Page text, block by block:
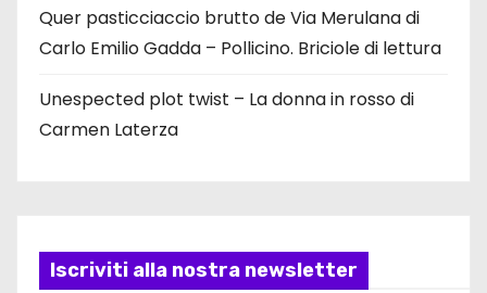
Quer pasticciaccio brutto de Via Merulana di
Carlo Emilio Gadda – Pollicino. Briciole di lettura
Unespected plot twist – La donna in rosso di
Carmen Laterza
Iscriviti alla nostra newsletter